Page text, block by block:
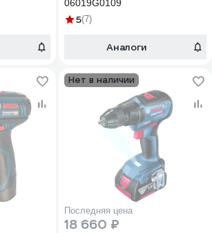
06019G0109
5(7)
Аналоги
Нет в наличии
Последняя цена
18 660 ₽